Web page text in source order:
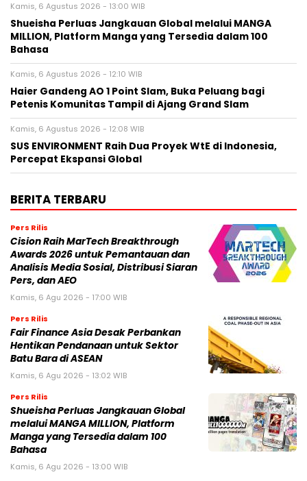
Kamis, 6 Agustus 2026 - 13:00 WIB
Shueisha Perluas Jangkauan Global melalui MANGA
MILLION, Platform Manga yang Tersedia dalam 100
Bahasa
Kamis, 6 Agustus 2026 - 12:10 WIB
Haier Gandeng AO 1 Point Slam, Buka Peluang bagi
Petenis Komunitas Tampil di Ajang Grand Slam
Kamis, 6 Agustus 2026 - 12:08 WIB
SUS ENVIRONMENT Raih Dua Proyek WtE di Indonesia,
Percepat Ekspansi Global
BERITA TERBARU
Pers Rilis
Cision Raih MarTech Breakthrough
Awards 2026 untuk Pemantauan dan
Analisis Media Sosial, Distribusi Siaran
Pers, dan AEO
Kamis, 6 Agu 2026 - 17:00 WIB
Pers Rilis
Fair Finance Asia Desak Perbankan
Hentikan Pendanaan untuk Sektor
Batu Bara di ASEAN
Kamis, 6 Agu 2026 - 13:02 WIB
Pers Rilis
Shueisha Perluas Jangkauan Global
melalui MANGA MILLION, Platform
Manga yang Tersedia dalam 100
Bahasa
Kamis, 6 Agu 2026 - 13:00 WIB